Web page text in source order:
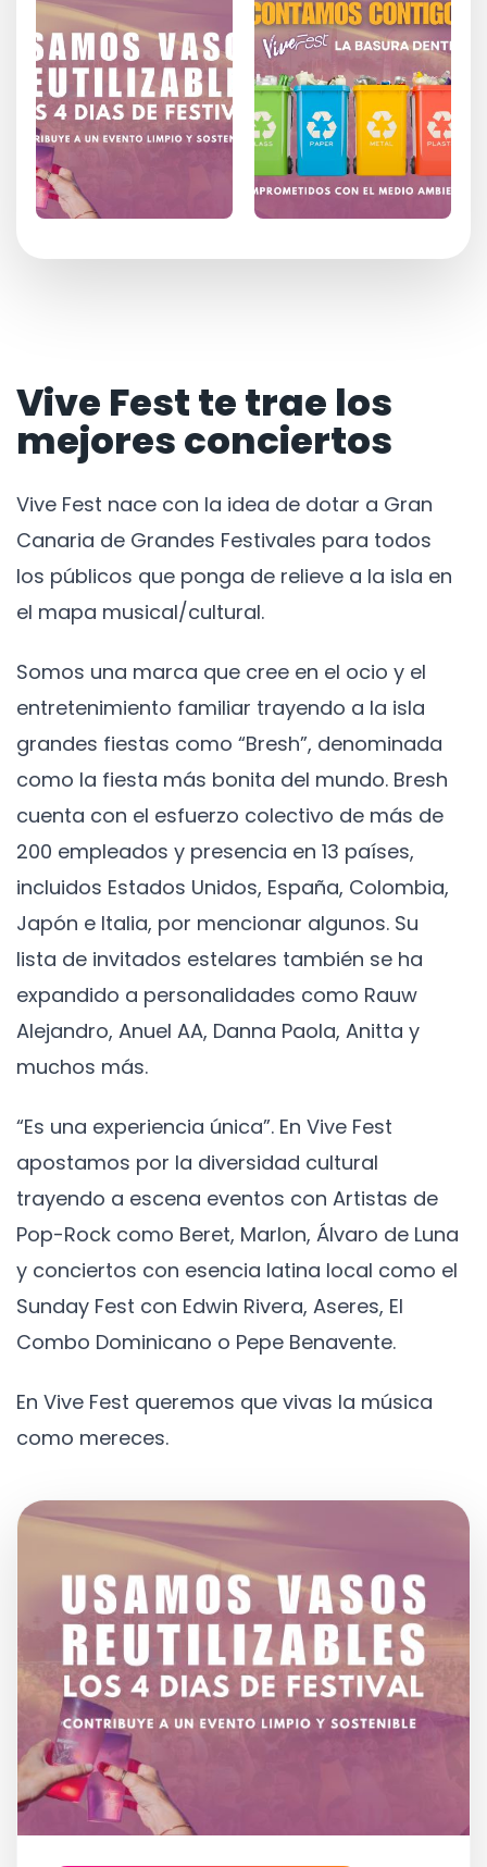
Vive Fest te trae los
mejores conciertos
Vive Fest nace con la idea de dotar a Gran
Canaria de Grandes Festivales para todos
los públicos que ponga de relieve a la isla en
el mapa musical/cultural.
Somos una marca que cree en el ocio y el
entretenimiento familiar trayendo a la isla
grandes fiestas como “Bresh”, denominada
como la fiesta más bonita del mundo. Bresh
cuenta con el esfuerzo colectivo de más de
200 empleados y presencia en 13 países,
incluidos Estados Unidos, España, Colombia,
Japón e Italia, por mencionar algunos. Su
lista de invitados estelares también se ha
expandido a personalidades como Rauw
Alejandro, Anuel AA, Danna Paola, Anitta y
muchos más.
“Es una experiencia única”. En Vive Fest
apostamos por la diversidad cultural
trayendo a escena eventos con Artistas de
Pop-Rock como Beret, Marlon, Álvaro de Luna
y conciertos con esencia latina local como el
Sunday Fest con Edwin Rivera, Aseres, El
Combo Dominicano o Pepe Benavente.
En Vive Fest queremos que vivas la música
como mereces.